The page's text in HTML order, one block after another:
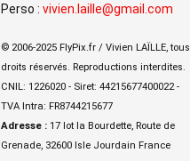
Perso : vivien.laille@gmail.com
© 2006-2025 FlyPix.fr / Vivien LAÏLLE, tous
droits réservés. Reproductions interdites.
CNIL: 1226020 - Siret: 44215677400022 -
TVA Intra: FR8744215677
Adresse : 17 lot la Bourdette, Route de
Grenade, 32600 Isle Jourdain France